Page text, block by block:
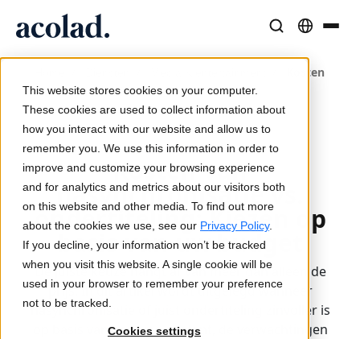
This website stores cookies on your computer.
These cookies are used to collect information about
how you interact with our website and allow us to
remember you. We use this information in order to
improve and customize your browsing experience
and for analytics and metrics about our visitors both
on this website and other media. To find out more
about the cookies we use, see our Privacy Policy.
If you decline, your information won’t be tracked
when you visit this website. A single cookie will be
used in your browser to remember your preference
not to be tracked.
Cookies settings
Vertaling
AI-snelheid, menselijke precisie
Tolken
Naadloze communicatie, overal
Media en Entertainment
Breng verhalen naar elk scherm
Consulting & Outsourcing
Lia Translate
Directe, merkconsistente vertalingen
Lia Live
Tolken in een nieuw jasje
Vertaal-API's en -connectors
Eenvoudige workflow-integratie
AI-tolktechnologie
Succesverhalen
Echte resultaten van onze klanten
Blogartikelen
Expertinzichten over wereldwijde content
Ebooks
Uitgebreide gidsen en strategieën
Webinars op aanvraag
Over Acolad
Duurzaamheid
Partners
Nieuws
Kosten
van nasynchronisatie vs. Ondertiteling
27-03-2026
Kosten van
nasynchronisatie vs.
ondertiteling: Kiezen op
basis van uw budget
De juiste keuze hangt af van meer dan alleen de
prijs. In dit artikel wordt uitgelegd wanneer
nasynchronisatie of juist ondertiteling zinvoller is
op basis van het type content, de verwachtingen